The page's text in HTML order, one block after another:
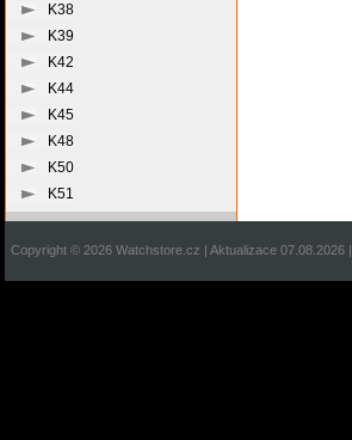
K38
K39
K42
K44
K45
K48
K50
K51
Copyright © 2026 Watchstore.cz | Aktualizace 07.08.2026 |